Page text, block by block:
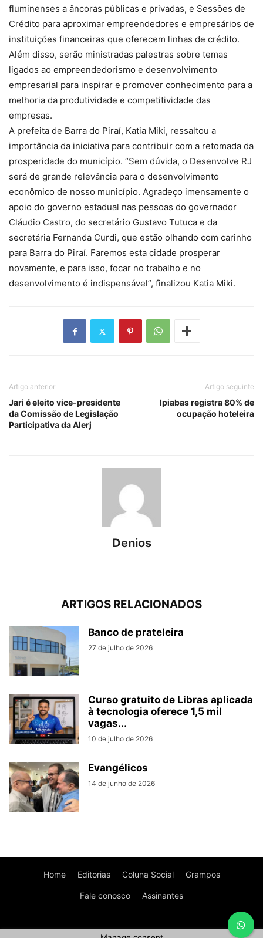
fluminenses a âncoras públicas e privadas, e Sessões de
Crédito para aproximar empreendedores e empresários de
instituições financeiras que oferecem linhas de crédito.
Além disso, serão ministradas palestras sobre temas
ligados ao empreendedorismo e desenvolvimento
empresarial para inspirar e promover conhecimento para a
melhoria da produtividade e competitividade das
empresas.
A prefeita de Barra do Piraí, Katia Miki, ressaltou a
importância da iniciativa para contribuir com a retomada da
prosperidade do município. “Sem dúvida, o Desenvolve RJ
será de grande relevância para o desenvolvimento
econômico de nosso município. Agradeço imensamente o
apoio do governo estadual nas pessoas do governador
Cláudio Castro, do secretário Gustavo Tutuca e da
secretária Fernanda Curdi, que estão olhando com carinho
para Barra do Piraí. Faremos esta cidade prosperar
novamente, e para isso, focar no trabalho e no
desenvolvimento é indispensável”, finalizou Katia Miki.
Artigo anterior
Jari é eleito vice-presidente
da Comissão de Legislação
Participativa da Alerj
Artigo seguinte
Ipiabas registra 80% de
ocupação hoteleira
Denios
ARTIGOS RELACIONADOS
Banco de prateleira
27 de julho de 2026
Curso gratuito de Libras aplicada
à tecnologia oferece 1,5 mil
vagas...
10 de julho de 2026
Evangélicos
14 de junho de 2026
Home Editorias Coluna Social Grampos
Fale conosco Assinantes